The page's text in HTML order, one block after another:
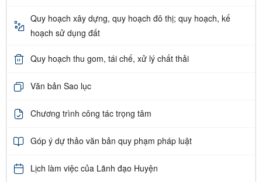
Quy hoạch xây dựng, quy hoạch đô thị; quy hoạch, kế
hoạch sử dụng đất
Quy hoạch thu gom, tái chế, xử lý chất thải
Văn bản Sao lục
Chương trình công tác trọng tâm
Góp ý dự thảo văn bản quy phạm pháp luật
Lịch làm việc của Lãnh đạo Huyện